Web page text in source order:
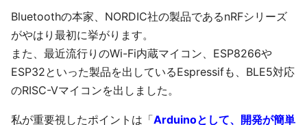
Bluetoothの本家、NORDIC社の製品であるnRFシリーズ
がやはり最初に挙がります。
また、最近流行りのWi-Fi内蔵マイコン、ESP8266や
ESP32といった製品を出しているEspressifも、BLE5対応
のRISC-Vマイコンを出しました。
私が重要視したポイントは「Arduinoとして、開発が簡単